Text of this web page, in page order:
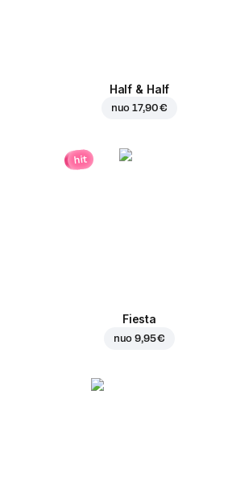
Half & Half
nuo17,90 €
hit
Fiesta
nuo9,95 €